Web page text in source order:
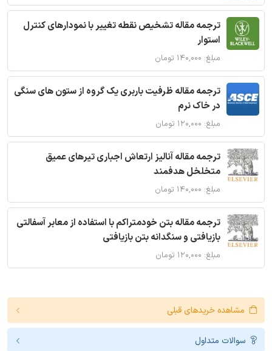
ترجمه مقاله تشخیص نقطه تغییر با نمودارهای کنترل
استوار
مبلغ: ۱۴۰,۰۰۰ تومان
ترجمه مقاله ظرفیت باربری یک گروه از ستون های سنگی
در خاک نرم
مبلغ: ۱۲۰,۰۰۰ تومان
ترجمه مقاله آنالیز ارتعاش اجباری تیرهای عمیق
متخلخل هدفمند
مبلغ: ۱۴۰,۰۰۰ تومان
ترجمه مقاله بتن خودمتراکم با استفاده از معابر آسفالتی
بازیافتی و سنگدانه بتن بازیافتی
مبلغ: ۱۲۰,۰۰۰ تومان
مشاهده خریدهای قبلی
سوالات متداول